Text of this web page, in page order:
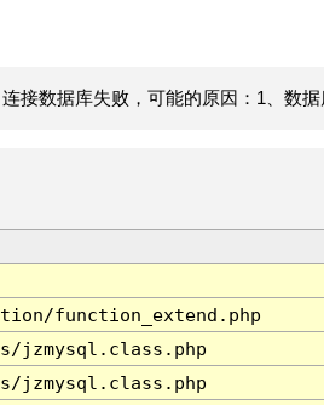
接数据库失败，可能的原因：1、数据
function_extend.php
jzmysql.class.php
jzmysql.class.php